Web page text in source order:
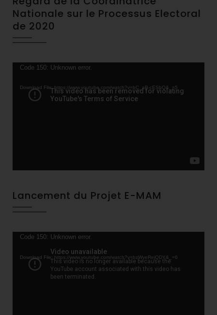
Nationale sur le Processus Electoral
de 2020
Video
Code 150: Unknown error.
Download File: https://www.youtube.com/watch?v=bC_aB-cESbQ&_=5
Lancement du Projet E-MAM
Video
Code 150: Unknown error.
Download File: https://www.youtube.com/watch?v=bzWyeRejQDY&_=6